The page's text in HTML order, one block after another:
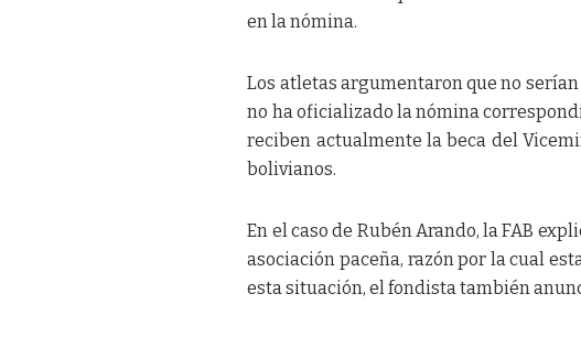
en la nómina.
Los atletas argumentaron que no
no ha oficializado la nómina
reciben actualmente la beca del
bolivianos.
En el caso de Rubén Arando, la FAB
asociación paceña, razón por la cual
esta situación, el fondista también